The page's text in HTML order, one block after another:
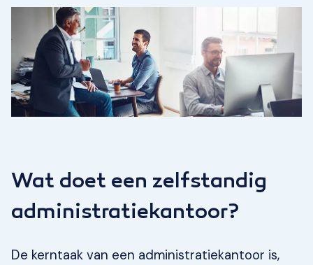
Wat doet een zelfstandig
administratiekantoor?
De kerntaak van een administratiekantoor is,